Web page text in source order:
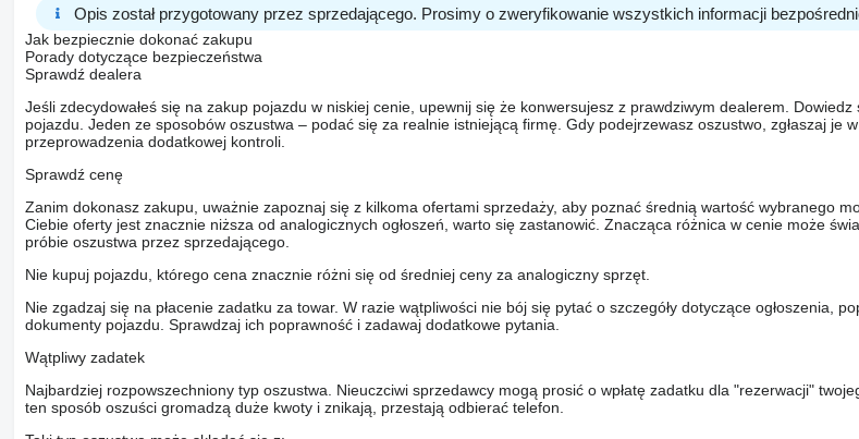
Opis został przygotowany przez sprzedającego. Prosimy o zweryfikowanie wszystkich informacji
Jak bezpiecznie dokonać zakupu
Porady dotyczące bezpieczeństwa
Sprawdź dealera
Jeśli zdecydowałeś się na zakup pojazdu w niskiej cenie, upewnij się że konwersujesz z prawdziwym dealerem. Dowiedz
pojazdu. Jeden ze sposobów oszustwa – podać się za realnie istniejącą firmę. Gdy podejrzewasz oszustwo, zgłaszaj je
przeprowadzenia dodatkowej kontroli.
Sprawdź cenę
Zanim dokonasz zakupu, uważnie zapoznaj się z kilkoma ofertami sprzedaży, aby poznać średnią wartość wybranego
Ciebie oferty jest znacznie niższa od analogicznych ogłoszeń, warto się zastanowić. Znacząca różnica w cenie może
próbie oszustwa przez sprzedającego.
Nie kupuj pojazdu, którego cena znacznie różni się od średniej ceny za analogiczny sprzęt.
Nie zgadzaj się na płacenie zadatku za towar. W razie wątpliwości nie bój się pytać o szczegóły dotyczące ogłoszenia,
dokumenty pojazdu. Sprawdzaj ich poprawność i zadawaj dodatkowe pytania.
Wątpliwy zadatek
Najbardziej rozpowszechniony typ oszustwa. Nieuczciwi sprzedawcy mogą prosić o wpłatę zadatku dla "rezerwacji"
ten sposób oszuści gromadzą duże kwoty i znikają, przestają odbierać telefon.